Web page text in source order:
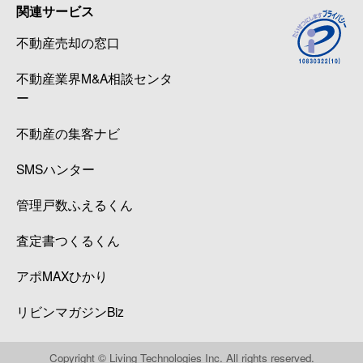
関連サービス
不動産売却の窓口
不動産業界M&A相談センタ
ー
不動産の集客ナビ
SMSハンター
管理戸数ふえるくん
査定書つくるくん
アポMAXひかり
リビンマガジンBiz
Copyright © Living Technologies Inc. All rights reserved.